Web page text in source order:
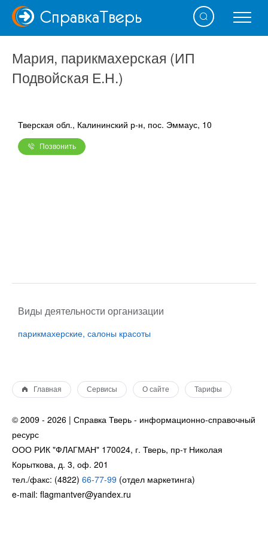
СправкаТверь
Мария, парикмахерская (ИП
Подвойская Е.Н.)
Тверская обл., Калининский р-н, пос. Эммаус, 10
Позвонить
Виды деятельности организации
парикмахерские, салоны красоты
Главная Сервисы О сайте Тарифы
© 2009 - 2026 | Справка Тверь - информационно-справочный
ресурс
ООО РИК "ФЛАГМАН" 170024, г. Тверь, пр-т Николая
Корыткова, д. 3, оф. 201
тел./факс: (4822) 66-77-99 (отдел маркетинга)
e-mail: flagmantver@yandex.ru